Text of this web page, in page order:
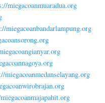
miegacoanmuaradua.org
miegacoanbandarlampung.org
miegacoanmedanselayang.org